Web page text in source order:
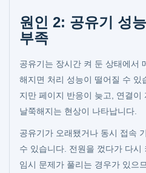
원인 2: 공유기 성
부족
공유기는 장시간 켜 둔 상태에서
해지면 처리 성능이 떨어질 수 있
지만 페이지 반응이 늦고, 연결이
날쭉해지는 현상이 나타납니다.
공유기가 오래됐거나 동시 접속
수 있습니다. 전원을 껐다가 다시
임시 문제가 풀리는 경우가 있으